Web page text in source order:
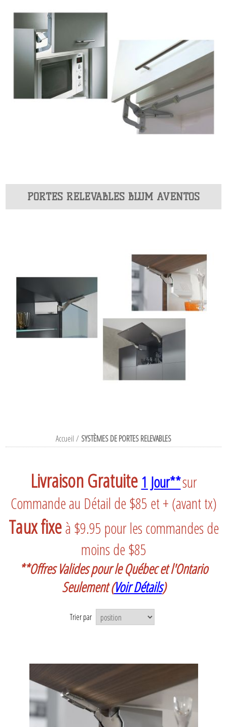
PORTES RELEVABLES BLUM AVENTOS
Accueil / SYSTÈMES DE PORTES RELEVABLES
Livraison Gratuite 1 Jour**sur
Commande au Détail de $85 et + (avant tx)
Taux fixeà $9.95 pour les commandes de
moins de $85
**Offres Valides pour le Québec et l'Ontario
Seulement (Voir Détails)
Trier par